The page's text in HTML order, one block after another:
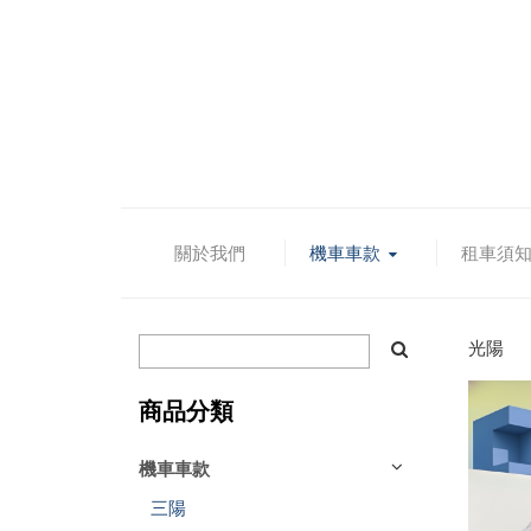
關於我們 機車車款 租車須
商品分類
機車車款
三陽
光陽